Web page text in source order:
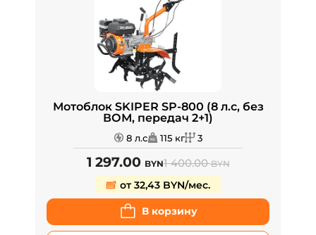
Мотоблок SKIPER SP-800 (8 л.с, без
ВОМ, передач 2+1)
8 л.с 115 кг 3
1 297.00 BYN1 400.00BYN
от 32,43 BYN/мес.
В корзину